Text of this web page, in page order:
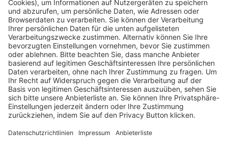
Pässe und Vereinswechsel
Trainerausbildung
Schulungsangebot Vereinsmitarbeiter
BFV-Geschäftsstellen
Trainerbörse
Login SpielPlus
FOLGE DEM BFV